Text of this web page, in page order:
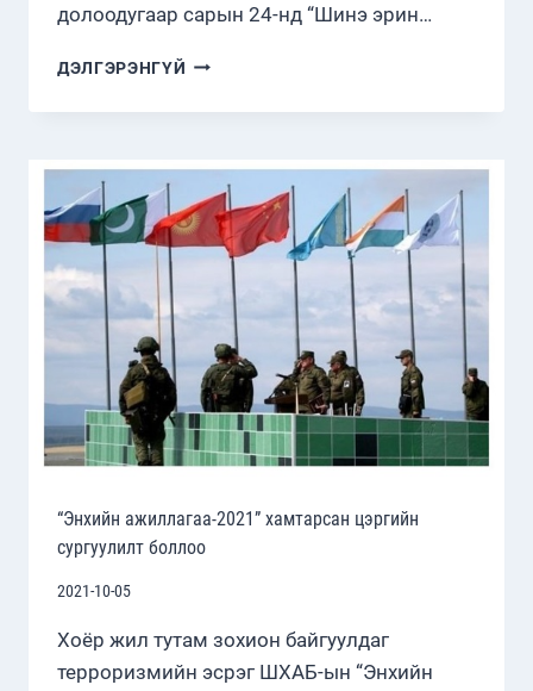
долоодугаар сарын 24-нд “Шинэ эрин…
ДЭЛГЭРЭНГҮЙ “ШИНЭ
ДЭХ
БАТЛАН
ХАМГААЛАЛТ”
ЦАГААН
НОМЫН
АЛБАН
БУС
ОРЧУУЛГЫГ
ТАНИЛЦУУЛЖ
БАЙНА
“Энхийн ажиллагаа-2021” хамтарсан цэргийн
сургуулилт боллоо
2021-10-05
Хоёр жил тутам зохион байгуулдаг
терроризмийн эсрэг ШХАБ-ын “Энхийн